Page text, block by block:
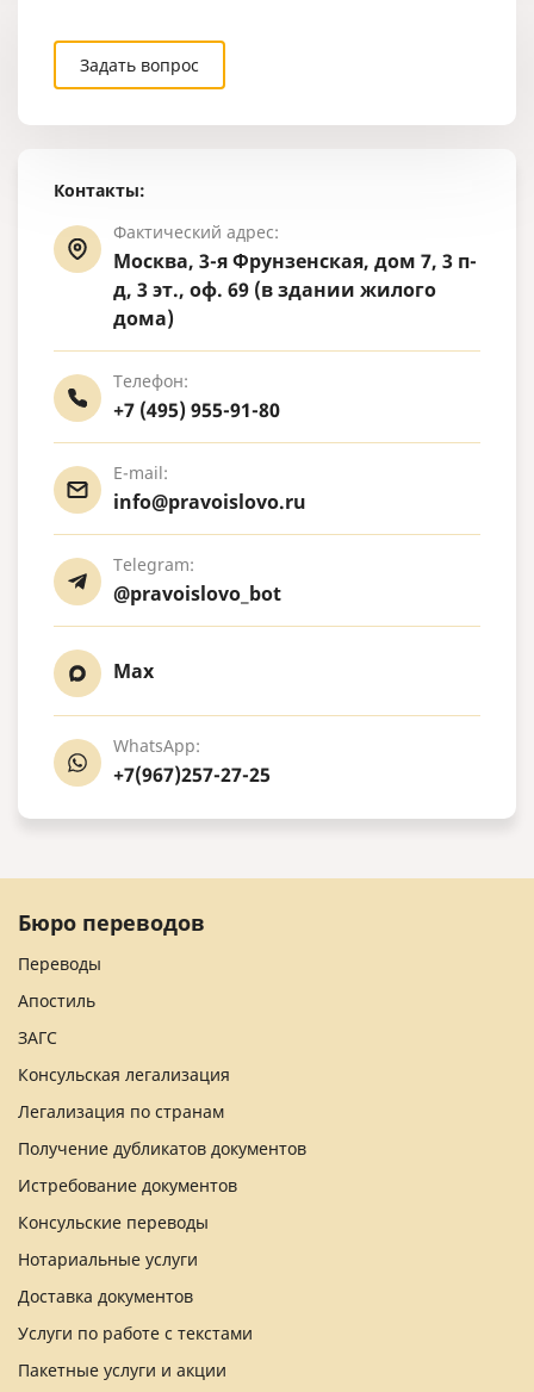
Контакты:
Фактический адрес:
Москва, 3-я Фрунзенская, дом 7, 3 п-
д, 3 эт., оф. 69 (в здании жилого
дома)
Телефон:
+7 (495) 955-91-80
E-mail:
info@pravoislovo.ru
Telegram:
@pravoislovo_bot
Max
WhatsApp:
+7(967)257-27-25
Задать вопрос
Бюро переводов
Переводы
Апостиль
ЗАГС
Консульская легализация
Легализация по странам
Получение дубликатов документов
Истребование документов
Консульские переводы
Нотариальные услуги
Доставка документов
Услуги по работе с текстами
Пакетные услуги и акции